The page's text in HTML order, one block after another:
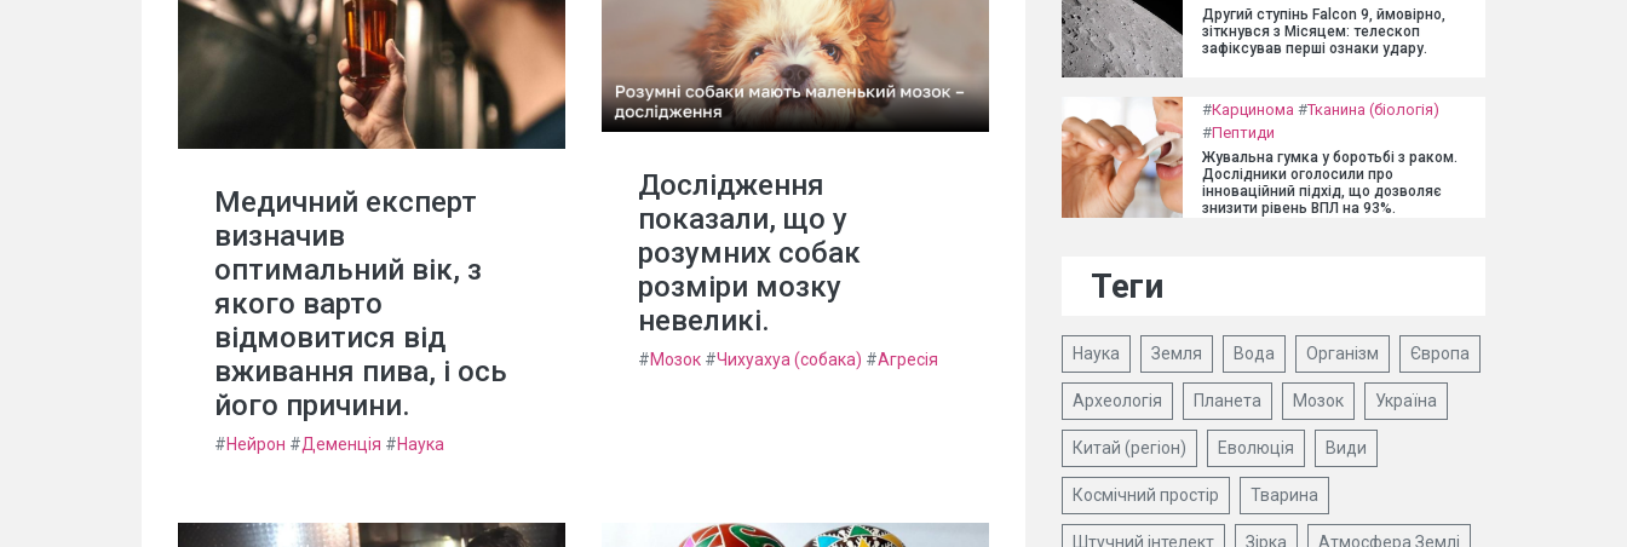
Медичний експерт
визначив
оптимальний вік, з
якого варто
відмовитися від
вживання пива, і ось
його причини.
#Нейрон #Деменція #Наука
Дослідження
показали, що у
розумних собак
розміри мозку
невеликі.
#Мозок #Чихуахуа (собака) #Агресія
Другий ступінь Falcon 9, ймовірно,
зіткнувся з Місяцем: телескоп
зафіксував перші ознаки удару.
#Карцинома #Тканина (біологія)
#Пептиди
Жувальна гумка у боротьбі з раком.
Дослідники оголосили про
інноваційний підхід, що дозволяє
знизити рівень ВПЛ на 93%.
Теги
Наука Земля Вода Організм Європа
Археологія Планета Мозок Україна
Китай (регіон) Еволюція Види
Космічний простір Тварина
Штучний інтелект Зірка Атмосфера Землі